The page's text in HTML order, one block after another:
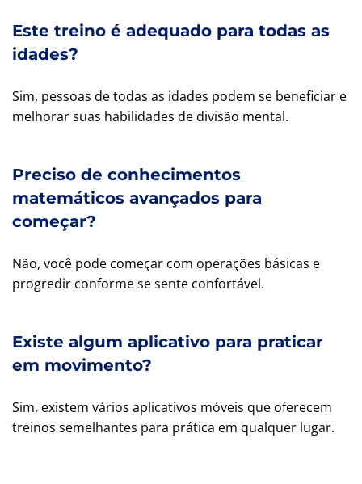
Este treino é adequado para todas as
idades?
Sim, pessoas de todas as idades podem se beneficiar e
melhorar suas habilidades de divisão mental.
Preciso de conhecimentos
matemáticos avançados para
começar?
Não, você pode começar com operações básicas e
progredir conforme se sente confortável.
Existe algum aplicativo para praticar
em movimento?
Sim, existem vários aplicativos móveis que oferecem
treinos semelhantes para prática em qualquer lugar.